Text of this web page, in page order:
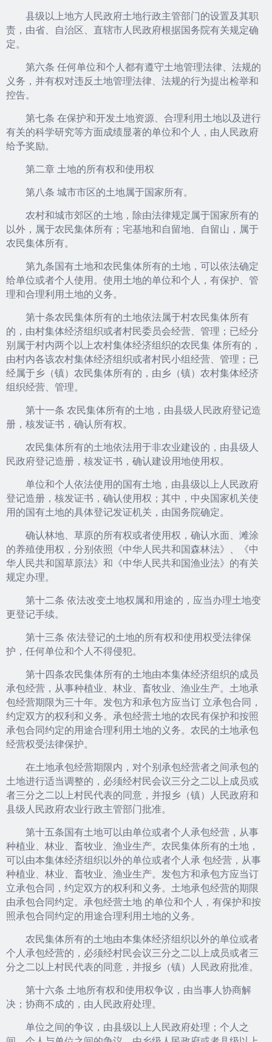
县级以上地方人民政府土地行政主管部门的设置及其职
责，由省、自治区、直辖市人民政府根据国务院有关规定确
定。
第六条 任何单位和个人都有遵守土地管理法律、法规的
义务，并有权对违反土地管理法律、法规的行为提出检举和
控告。
第七条 在保护和开发土地资源、合理利用土地以及进行
有关的科学研究等方面成绩显著的单位和个人，由人民政府
给予奖励。
第二章 土地的所有权和使用权
第八条 城市市区的土地属于国家所有。
农村和城市郊区的土地，除由法律规定属于国家所有的
以外，属于农民集体所有；宅基地和自留地、自留山，属于
农民集体所有。
第九条国有土地和农民集体所有的土地，可以依法确定
给单位或者个人使用。使用土地的单位和个人，有保护、管
理和合理利用土地的义务。
第十条农民集体所有的土地依法属于村农民集体所有
的，由村集体经济组织或者村民委员会经营、管理；已经分
别属于村内两个以上农村集体经济组织的农民集 体所有的，
由村内各该农村集体经济组织或者村民小组经营、管理；已
经属于乡（镇）农民集体所有的，由乡（镇）农村集体经济
组织经营、管理。
第十一条 农民集体所有的土地，由县级人民政府登记造
册，核发证书，确认所有权。
农民集体所有的土地依法用于非农业建设的，由县级人
民政府登记造册，核发证书，确认建设用地使用权。
单位和个人依法使用的国有土地，由县级以上人民政府
登记造册，核发证书，确认使用权；其中，中央国家机关使
用的国有土地的具体登记发证机关，由国务院确定。
确认林地、草原的所有权或者使用权，确认水面、滩涂
的养殖使用权，分别依照《中华人民共和国森林法》、《中
华人民共和国草原法》和《中华人民共和国渔业法》的有关
规定办理。
第十二条 依法改变土地权属和用途的，应当办理土地变
更登记手续。
第十三条 依法登记的土地的所有权和使用权受法律保
护，任何单位和个人不得侵犯。
第十四条农民集体所有的土地由本集体经济组织的成员
承包经营，从事种植业、林业、畜牧业、渔业生产。土地承
包经营期限为三十年。发包方和承包方应当订 立承包合同，
约定双方的权利和义务。承包经营土地的农民有保护和按照
承包合同约定的用途合理利用土地的义务。农民的土地承包
经营权受法律保护。
在土地承包经营期限内，对个别承包经营者之间承包的
土地进行适当调整的，必须经村民会议三分之二以上成员或
者三分之二以上村民代表的同意，并报乡（镇）人民政府和
县级人民政府农业行政主管部门批准。
第十五条国有土地可以由单位或者个人承包经营，从事
种植业、林业、畜牧业、渔业生产。农民集体所有的土地，
可以由本集体经济组织以外的单位或者个人承 包经营，从事
种植业、林业、畜牧业、渔业生产。发包方和承包方应当订
立承包合同，约定双方的权利和义务。土地承包经营的期限
由承包合同约定。承包经营土地 的单位和个人，有保护和按
照承包合同约定的用途合理利用土地的义务。
农民集体所有的土地由本集体经济组织以外的单位或者
个人承包经营的，必须经村民会议三分之二以上成员或者三
分之二以上村民代表的同意，并报乡（镇）人民政府批准。
第十六条 土地所有权和使用权争议，由当事人协商解
决；协商不成的，由人民政府处理。
单位之间的争议，由县级以上人民政府处理；个人之